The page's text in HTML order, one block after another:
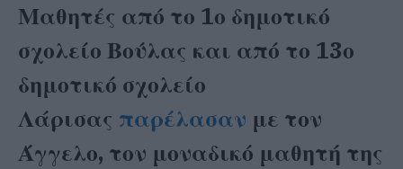
Μαθητές από το 1ο δημοτικό
σχολείο Βούλας και από το 13ο
δημοτικό σχολείο
Λάρισας παρέλασαν με τον
Άγγελο, τον μοναδικό μαθητή της